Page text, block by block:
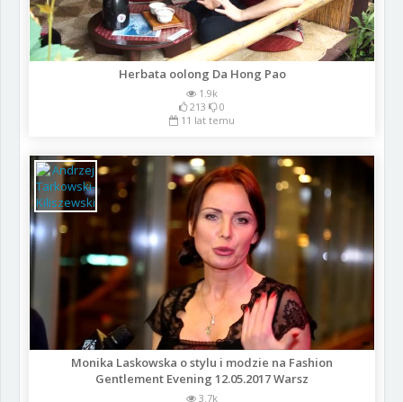
Herbata oolong Da Hong Pao
1.9k
213
0
11 lat temu
Monika Laskowska o stylu i modzie na Fashion
Gentlement Evening 12.05.2017 Warsz
3.7k